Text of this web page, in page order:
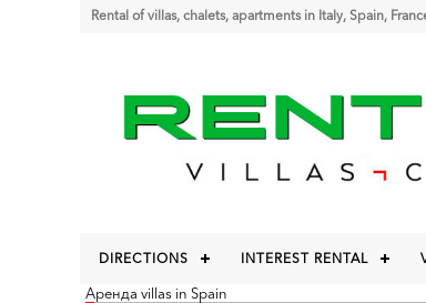
Rental of villas, chalets, apartments in Italy, Spain,
DIRECTIONS INTEREST RENTAL
Аренда villas in Spain